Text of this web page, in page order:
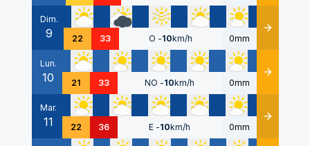
Dim.
9 22 33 O -10km/h 0mm Détails
Lun.
10 21 33 NO -10km/h 0mm Détails
Mar.
11 22 36 E -10km/h 0mm Détails